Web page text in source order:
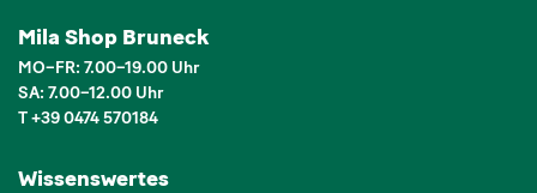
Mila Shop Bruneck
MO–FR: 7.00–19.00 Uhr
SA: 7.00–12.00 Uhr
T +39 0474 570184
Wissenswertes